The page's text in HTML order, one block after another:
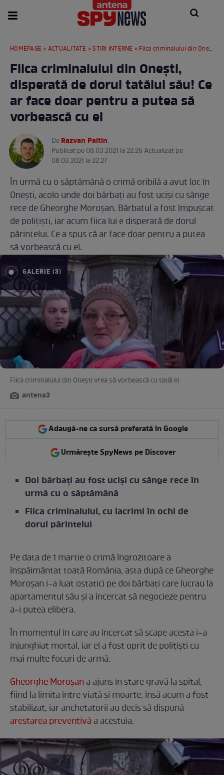
HOMEPAGE » ACTUALITATE »STIRI INTERNE » Fiica criminalului din Onești, disperată de dorul tatălui său! Ce ar face doar pentru a putea să vorbească cu el
Fiica criminalului din Onești,
disperată de dorul tatălui său! Ce
ar face doar pentru a putea să
vorbească cu el
DeRazvan Paltin.
Publicat pe 08.03.2021 la 22:26 Actualizat pe
08.03.2021 la 22:27
În urmă cu o săptămână o crimă oribilă a avut loc în
Onești, acolo unde doi bărbați au fost uciși cu sânge
rece de Gheorghe Moroșan. Bărbatul a fost împușcat
de polițiști, iar acum fiica lui e disperată de dorul
părintelui. Ce a spus că ar face doar pentru a putea
să vorbească cu el.
GALERIE (3)
Fiica criminalului din Onești vrea să vorbească cu tatăl ei
antena3
Adaugă-ne ca sursă preferată în Google
Urmărește SpyNews pe Discover
Doi bărbați au fost uciși cu sânge rece în
urmă cu o săptămână
Fiica criminalului, cu lacrimi în ochi de
dorul părintelui
Pe data de 1 martie o crimă îngrozitoare a
înspăimântat toată România, asta după ce Gheorghe
Moroșan i-a luat ostatici pe doi bărbați care lucrau la
apartamentul său și a încercat să negocieze pentru
a-i putea elibera.
În momentul în care au încercat să scape acesta i-a
înjunghiat mortal, iar el a fost oprit de polițiști cu
mai multe focuri de armă.
Gheorghe Moroșana ajuns în stare gravă la spital,
fiind la limita între viață și moarte, însă acum a fost
stabilizat, iar anchetatorii au decis să dispună
arestarea preventivăa acestuia.